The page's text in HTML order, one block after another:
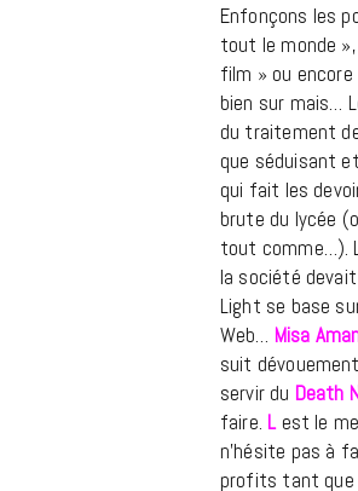
Enfonçons les
tout le monde
film » ou
bien sur mais…
du traitement
que séduisant
qui fait les
brute du lycée
tout comme…).
la société
Light se base
Web… Misa
suit
servir du Death
faire.Lest le
n’hésite pas à
profits tant que